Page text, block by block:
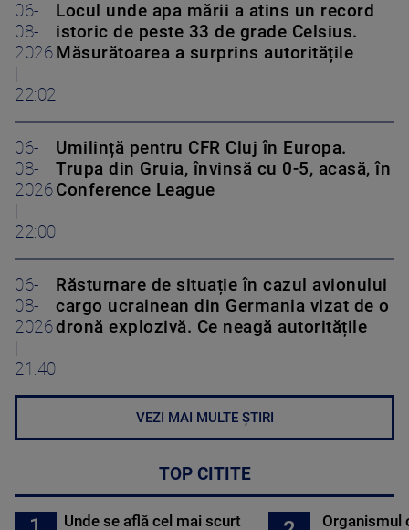
06-
08-
2026
22:02
Locul unde apa mării a atins un record
istoric de peste 33 de grade Celsius.
Măsurătoarea a surprins autoritățile
06-
08-
2026
22:00
Umilință pentru CFR Cluj în Europa.
Trupa din Gruia, învinsă cu 0-5, acasă, în
Conference League
06-
08-
2026
21:40
Răsturnare de situație în cazul avionului
cargo ucrainean din Germania vizat de o
dronă explozivă. Ce neagă autoritățile
VEZI MAI MULTE ȘTIRI
TOP CITITE
Unde se află cel mai scurt
Organismul